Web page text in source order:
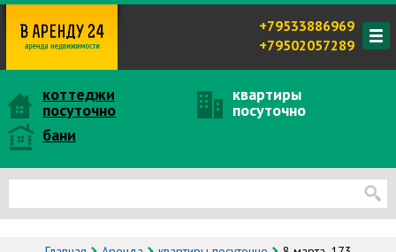
+79533886969
+79502057289
коттеджи
посуточно
квартиры
посуточно
бани